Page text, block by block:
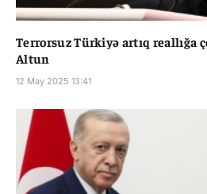
Terrorsuz Türkiyə artıq reallığa
Altun
12 May 2025 13:41